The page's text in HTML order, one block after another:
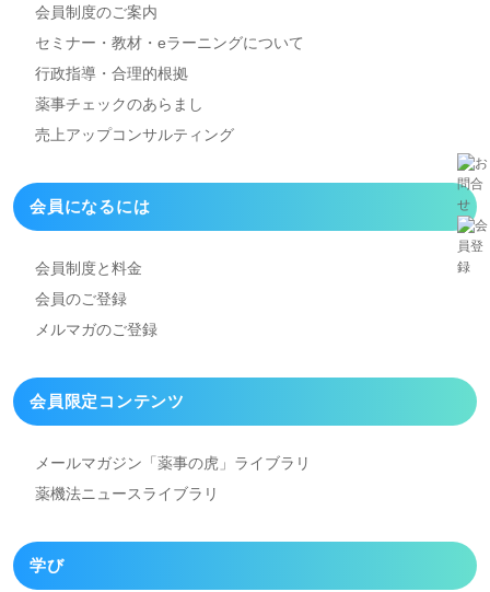
会員制度のご案内
セミナー・教材・eラーニングについて
行政指導・合理的根拠
薬事チェックのあらまし
売上アップコンサルティング
会員になるには
会員制度と料金
会員のご登録
メルマガのご登録
会員限定コンテンツ
メールマガジン「薬事の虎」 ライブラリ
薬機法ニュースライブラリ
学び